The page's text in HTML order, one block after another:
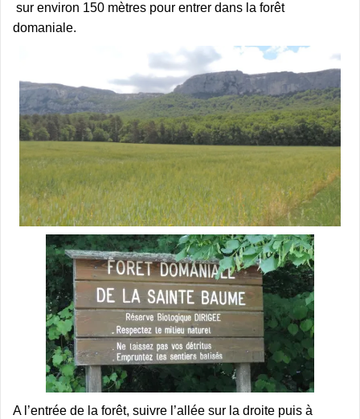
sur environ 150 mètres pour entrer dans la forêt
domaniale.
A l’entrée de la forêt, suivre l’allée sur la droite puis à